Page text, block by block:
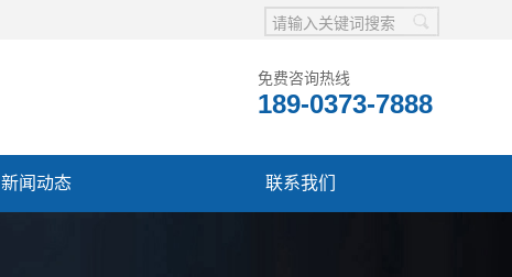
免费咨询热线
189-0373-7888
新闻动态 联系我们